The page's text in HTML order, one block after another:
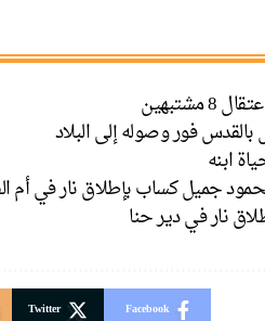
فور وصوله إلى البلاد
ابنه
جميل كساب بإطلاق نار في أم
نار في دير حنا
Facebook
Twitter